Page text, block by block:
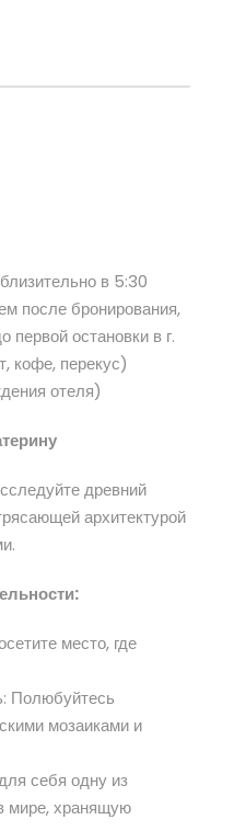
в 5:30
после бронирования,
первой остановки в г.
кофе, перекус)
отеля)
древний
архитектурой
место, где
Полюбуйтесь
мозаиками и
себя одну из
мире, хранящую